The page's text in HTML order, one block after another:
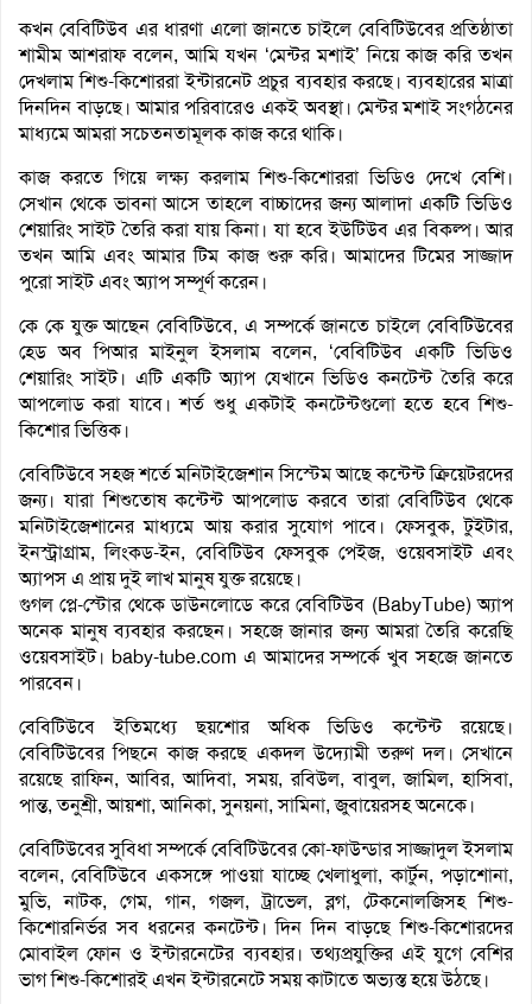
কখন বেবিটিউব এর ধারণা এলো জানতে চাইলে বেবিটিউবের প্রতিষ্ঠাতা
শামীম আশরাফ বলেন, আমি যখন ‘মেন্টর মশাই’ নিয়ে কাজ করি তখন
দেখলাম শিশু-কিশোররা ইন্টারনেট প্রচুর ব্যবহার করছে। ব্যবহারের মাত্রা
দিনদিন বাড়ছে। আমার পরিবারেও একই অবস্থা। মেন্টর মশাই সংগঠনের
মাধ্যমে আমরা সচেতনতামূলক কাজ করে থাকি।
কাজ করতে গিয়ে লক্ষ্য করলাম শিশু-কিশোররা ভিডিও দেখে বেশি।
সেখান থেকে ভাবনা আসে তাহলে বাচ্চাদের জন্য আলাদা একটি ভিডিও
শেয়ারিং সাইট তৈরি করা যায় কিনা। যা হবে ইউটিউব এর বিকল্প। আর
তখন আমি এবং আমার টিম কাজ শুরু করি। আমাদের টিমের সাজ্জাদ
পুরো সাইট এবং অ্যাপ সম্পূর্ণ করেন।
কে কে যুক্ত আছেন বেবিটিউবে, এ সম্পর্কে জানতে চাইলে বেবিটিউবের
হেড অব পিআর মাইনুল ইসলাম বলেন, ‘বেবিটিউব একটি ভিডিও
শেয়ারিং সাইট। এটি একটি অ্যাপ যেখানে ভিডিও কনটেন্ট তৈরি করে
আপলোড করা যাবে। শর্ত শুধু একটাই কনটেন্টগুলো হতে হবে শিশু-
কিশোর ভিত্তিক।
বেবিটিউবে সহজ শর্তে মনিটাইজেশান সিস্টেম আছে কন্টেন্ট ক্রিয়েটরদের
জন্য। যারা শিশুতোষ কন্টেন্ট আপলোড করবে তারা বেবিটিউব থেকে
মনিটাইজেশানের মাধ্যমে আয় করার সুযোগ পাবে। ফেসবুক, টুইটার,
ইনস্ট্রাগ্রাম, লিংকড-ইন, বেবিটিউব ফেসবুক পেইজ, ওয়েবসাইট এবং
অ্যাপস এ প্রায় দুই লাখ মানুষ যুক্ত রয়েছে।
গুগল প্লে-স্টোর থেকে ডাউনলোডে করে বেবিটিউব (BabyTube) অ্যাপ
অনেক মানুষ ব্যবহার করছেন। সহজে জানার জন্য আমরা তৈরি করেছি
ওয়েবসাইট। baby-tube.com এ আমাদের সম্পর্কে খুব সহজে জানতে
পারবেন।
বেবিটিউবে ইতিমধ্যে ছয়শোর অধিক ভিডিও কন্টেন্ট রয়েছে।
বেবিটিউবের পিছনে কাজ করছে একদল উদ্যোমী তরুণ দল। সেখানে
রয়েছে রাফিন, আবির, আদিবা, সময়, রবিউল, বাবুল, জামিল, হাসিবা,
পান্ত, তনুশ্রী, আয়শা, আনিকা, সুনয়না, সামিনা, জুবায়েরসহ অনেকে।
বেবিটিউবের সুবিধা সম্পর্কে বেবিটিউবের কো-ফাউন্ডার সাজ্জাদুল ইসলাম
বলেন, বেবিটিউবে একসঙ্গে পাওয়া যাচ্ছে খেলাধুলা, কার্টুন, পড়াশোনা,
মুভি, নাটক, গেম, গান, গজল, ট্রাভেল, ব্লগ, টেকনোলজিসহ শিশু-
কিশোরনির্ভর সব ধরনের কনটেন্ট। দিন দিন বাড়ছে শিশু-কিশোরদের
মোবাইল ফোন ও ইন্টারনেটের ব্যবহার। তথ্যপ্রযুক্তির এই যুগে বেশির
ভাগ শিশু-কিশোরই এখন ইন্টারনেটে সময় কাটাতে অভ্যস্ত হয়ে উঠছে।